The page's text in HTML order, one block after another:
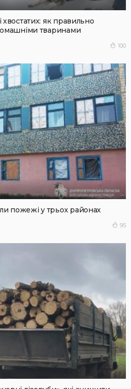
хвостатих: як правильно
тваринами
100
пожежі у трьох районах
95